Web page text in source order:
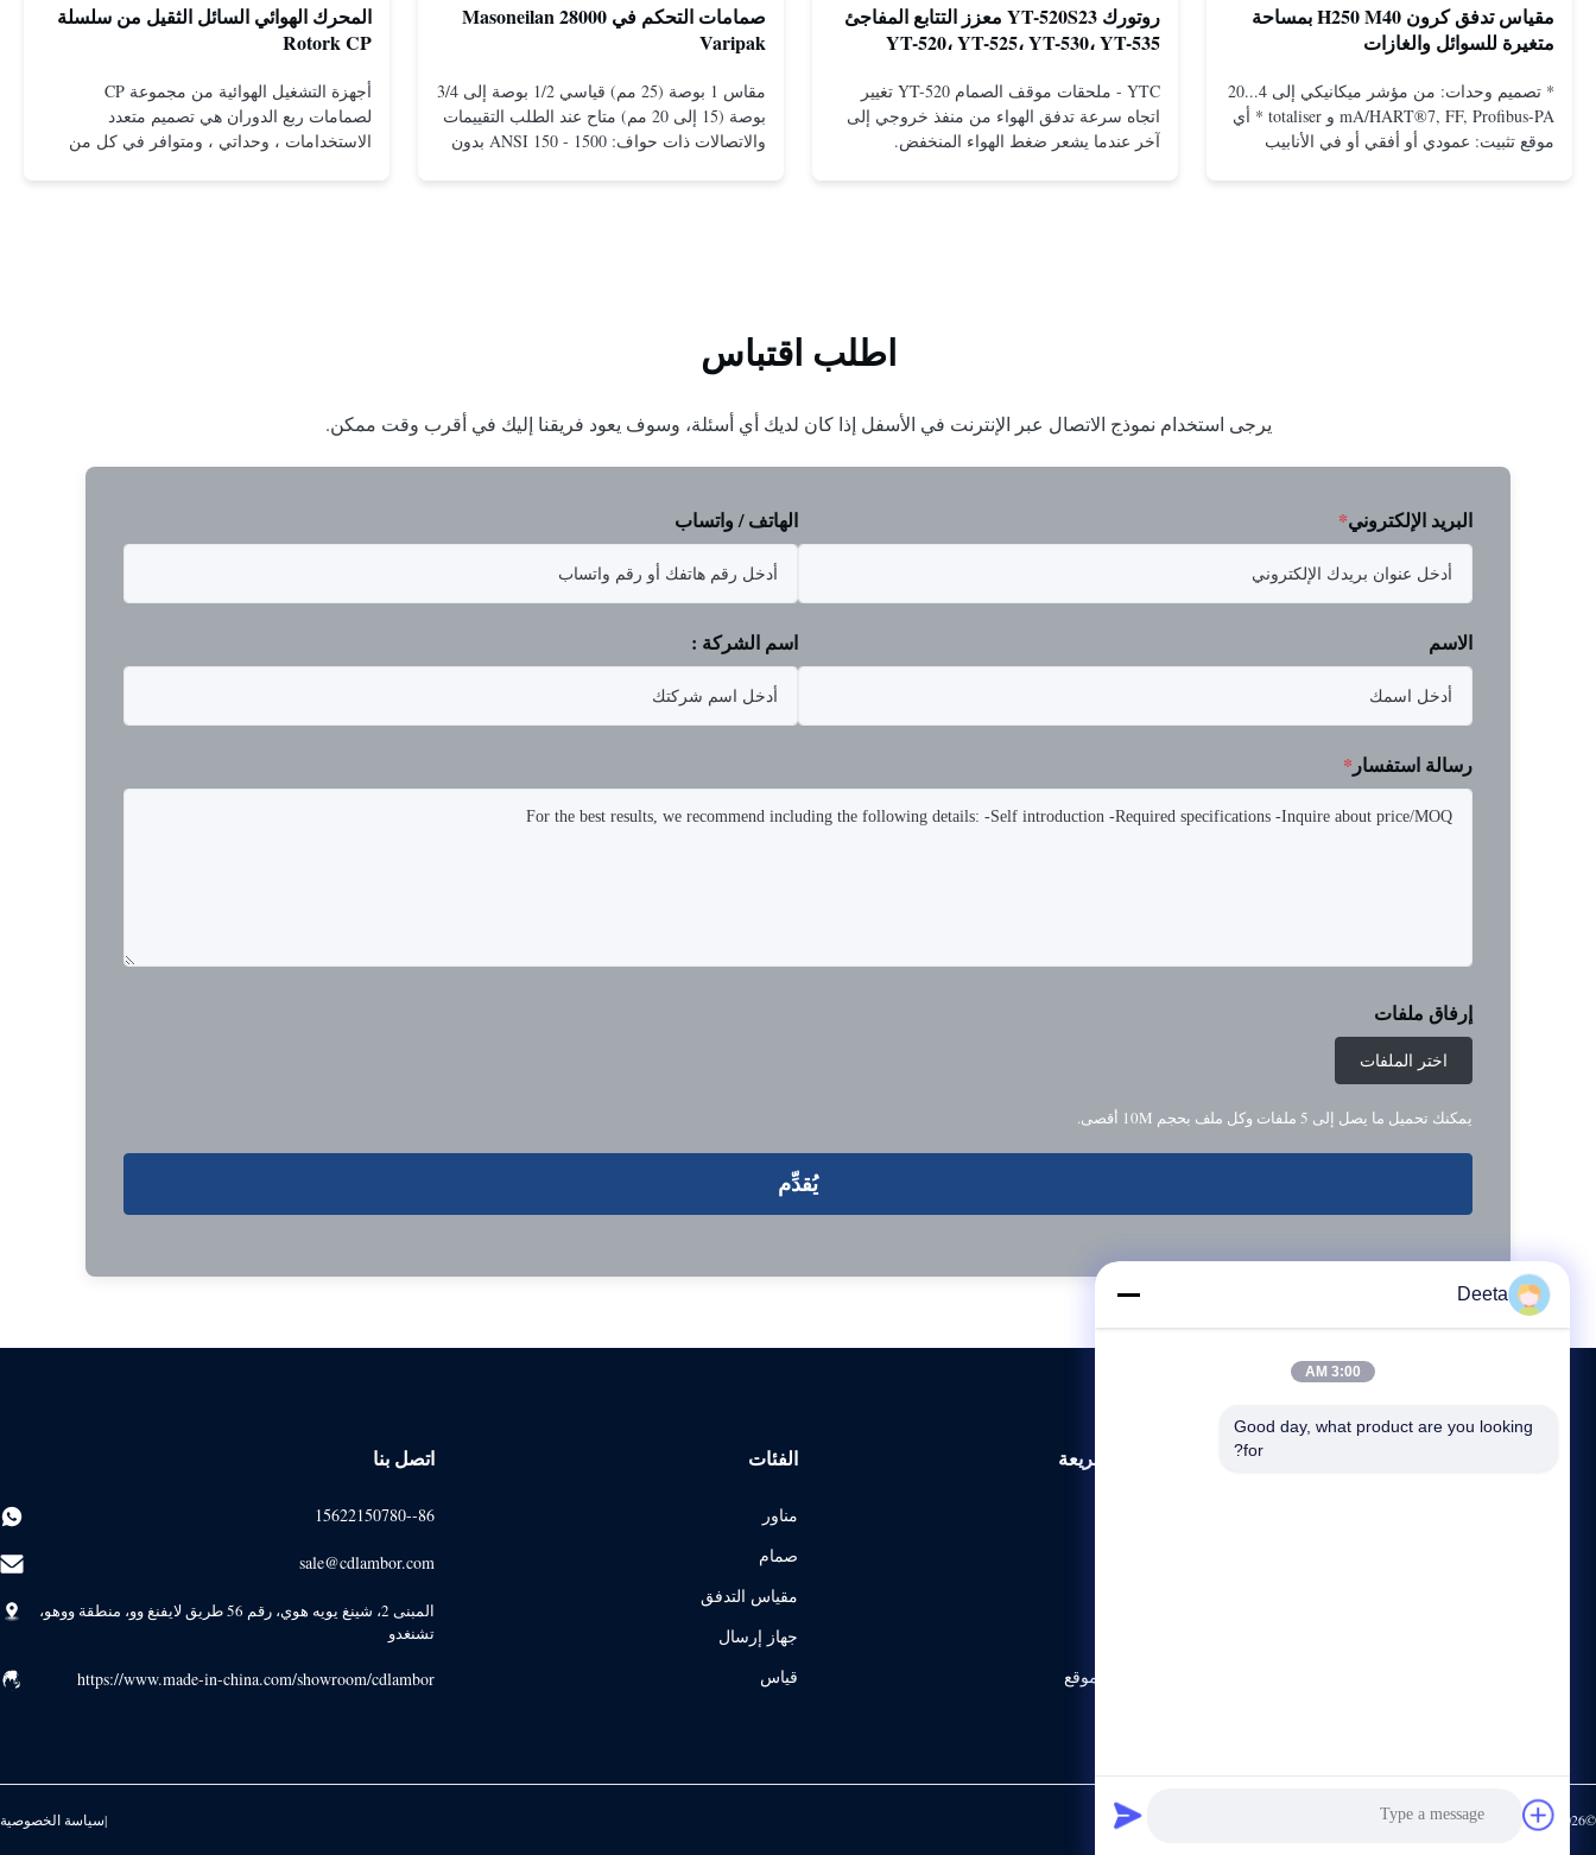
مقياس تدفق كرون H250 M40 بمساحة
متغيرة للسوائل والغازات
* تصميم وحدات: من مؤشر ميكانيكي إلى 4...20
mA/HART®7, FF, Profibus-PA و totaliser * أي
موقع تثبيت: عمودي أو أفقي أو في الأنابيب
روتورك YT-520S23 معزز التتابع المفاجئ
YT-520، YT-525، YT-530، YT-535
YTC - ملحقات موقف الصمام YT-520 تغيير
اتجاه سرعة تدفق الهواء من منفذ خروجي إلى
آخر عندما يشعر ضغط الهواء المنخفض.
صمامات التحكم في Masoneilan 28000
Varipak
مقاس 1 بوصة (25 مم) قياسي 1/2 بوصة إلى 3/4
بوصة (15 إلى 20 مم) متاح عند الطلب التقييمات
والاتصالات ذات حواف: ANSI 150 - 1500 بدون
المحرك الهوائي السائل الثقيل من سلسلة
Rotork CP
أجهزة التشغيل الهوائية من مجموعة CP
لصمامات ربع الدوران هي تصميم متعدد
الاستخدامات ، وحداتي ، ومتوافر في كل من
اطلب اقتباس
يرجى استخدام نموذج الاتصال عبر الإنترنت في الأسفل إذا كان لديك أي أسئلة، وسوف يعود فريقنا إليك في أقرب وقت ممكن.
البريد الإلكتروني* الهاتف / واتساب
الاسم اسم الشركة :
رسالة استفسار *
إرفاق ملفات
اختر الملفات
يمكنك تحميل ما يصل إلى 5 ملفات وكل ملف بحجم 10M أقصى.
يُقدِّم
روابط سريعة
خريطة الموقع
الفئات
مناور
صمام
مقياس التدفق
جهاز إرسال
قياس
اتصل بنا
86--15622150780
sale@cdlambor.com
المبنى 2، شينغ يويه هوي، رقم 56 طريق لايفنغ وو، منطقة ووهو،
تشنغدو
https://www.made-in-china.com/showroom/cdlambor
©2026- Chengdu Lambor Instrument Co., Ltd.. جميع الحقوق محفوظة سياسة الخصوصية
Deeta
3:00 AM
Good day, what product are you looking
for?